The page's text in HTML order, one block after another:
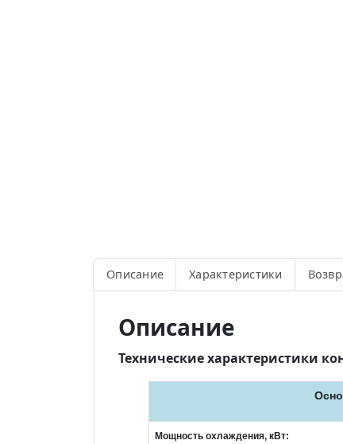
Описание Характеристики
Описание
Технические характеристики
Мощность охлаждения, кВт: